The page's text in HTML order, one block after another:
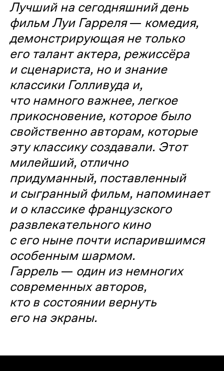
Лучший на сегодняшний день
фильм Луи Гарреля— комедия,
демонстрирующая не только
его талант актера, режиссёра
и сценариста, но и знание
классики Голливуда и,
что намного важнее, легкое
прикосновение, которое было
свойственно авторам, которые
эту классику создавали. Этот
милейший, отлично
придуманный, поставленный
и сыгранный фильм, напоминает
и о классике французского
развлекательного кино
с его ныне почти испарившимся
особенным шармом.
Гаррель — один из немногих
современных авторов,
кто в состоянии вернуть
его на экраны.